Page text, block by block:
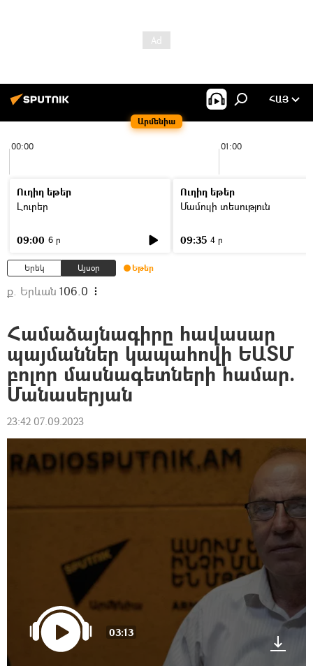
Արմենիա
ՀԱՅ
00:00 01:00
Ուղիղ եթեր
Լուրեր
09:00 6 ր
Ուղիղ եթեր
Մամուլի տեսություն
09:35 4 ր
Երեկ Այսօր Եթեր
ք. Երևան 106.0
Համաձայնագիրը հավասար
պայմաններ կապահովի ԵԱՏՄ
բոլոր մասնագետների համար.
Մանասերյան
23:42 07.09.2023
03:13